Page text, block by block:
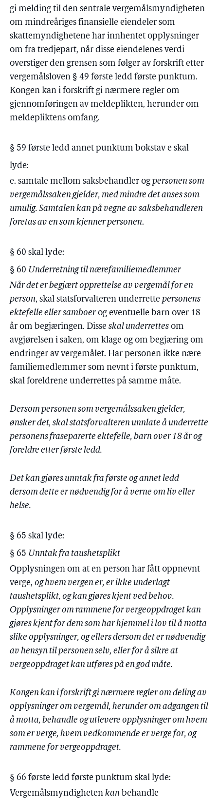
gi melding til den sentrale vergemålsmyndigheten
om mindreåriges finansielle eiendeler som
skattemyndighetene har innhentet opplysninger
om fra tredjepart, når disse eiendelenes verdi
overstiger den grensen som følger av forskrift etter
vergemålsloven § 49 første ledd første punktum.
Kongen kan i forskrift gi nærmere regler om
gjennomføringen av meldeplikten, herunder om
meldepliktens omfang.
§ 59 første ledd annet punktum bokstav e skal
lyde:
e. samtale mellom saksbehandler og personen som
vergemålssaken gjelder, med mindre det anses som
umulig. Samtalen kan på vegne av saksbehandleren
foretas av en som kjenner personen.
§ 60 skal lyde:
§ 60 Underretning til nærefamiliemedlemmer
Når det er begjært opprettelse av vergemål for en
person, skal statsforvalteren underrette personens
ektefelle eller samboer og eventuelle barn over 18
år om begjæringen. Disse skal underrettes om
avgjørelsen i saken, om klage og om begjæring om
endringer av vergemålet. Har personen ikke nære
familiemedlemmer som nevnt i første punktum,
skal foreldrene underrettes på samme måte.
Dersom personen som vergemålssaken gjelder,
ønsker det, skal statsforvalteren unnlate å underrette
personens fraseparerte ektefelle, barn over 18 år og
foreldre etter første ledd.
Det kan gjøres unntak fra første og annet ledd
dersom dette er nødvendig for å verne om liv eller
helse.
§ 65 skal lyde:
§ 65 Unntak fra taushetsplikt
Opplysningen om at en person har fått oppnevnt
verge, og hvem vergen er, er ikke underlagt
taushetsplikt, og kan gjøres kjent ved behov.
Opplysninger om rammene for vergeoppdraget kan
gjøres kjent for dem som har hjemmel i lov til å motta
slike opplysninger, og ellers dersom det er nødvendig
av hensyn til personen selv, eller for å sikre at
vergeoppdraget kan utføres på en god måte.
Kongen kan i forskrift gi nærmere regler om deling av
opplysninger om vergemål, herunder om adgangen til
å motta, behandle og utlevere opplysninger om hvem
som er verge, hvem vedkommende er verge for, og
rammene for vergeoppdraget.
§ 66 første ledd første punktum skal lyde:
Vergemålsmyndigheten kan behandle